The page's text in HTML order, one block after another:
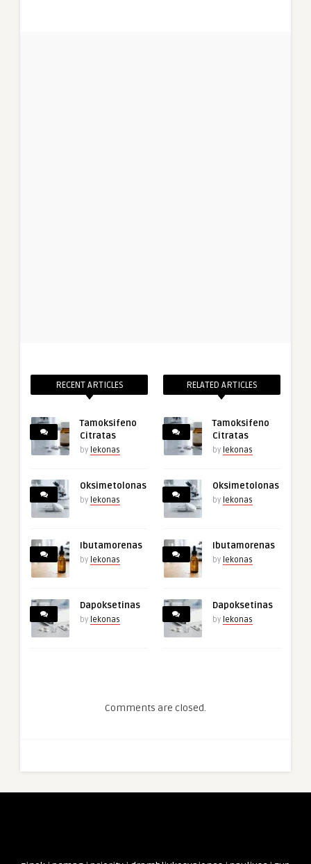
RECENT ARTICLES
Tamoksifeno
Citratas
by lekonas
Oksimetolonas
by lekonas
Ibutamorenas
by lekonas
Dapoksetinas
by lekonas
RELATED ARTICLES
Tamoksifeno
Citratas
by lekonas
Oksimetolonas
by lekonas
Ibutamorenas
by lekonas
Dapoksetinas
by lekonas
Comments are closed.